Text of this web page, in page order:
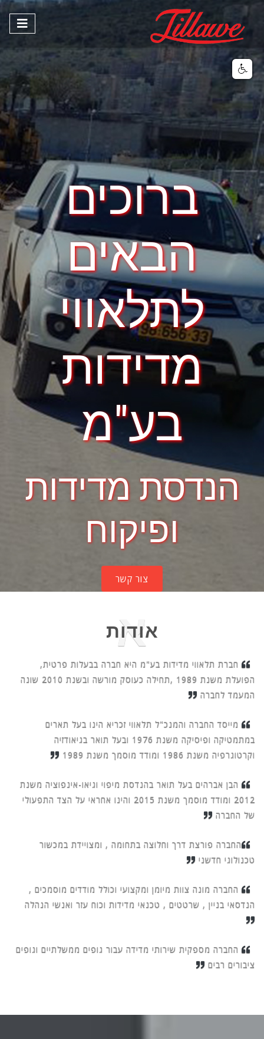
ברוכים
הבאים
לתלאווי
מדידות
בע"מ
הנדסת מדידות
ופיקוח
צור קשר
א
אודות
חברת תלאווי מדידות בע"מ היא חברה בבעלות פרטית,
הפועלת משנת 1989 ,תחילה כעוסק מורשה ובשנת 2010 שונה
המעמד לחברה
מייסד החברה והמנכ"ל תלאווי זכריא הינו בעל תארים
במתמטיקה ופיסיקה משנת 1976 ובעל תואר בגיאודזיה
וקרטוגרפיה משנת 1986 ומודד מוסמך משנת 1989
הבן אברהים בעל תואר בהנדסת מיפוי וגיאו-אינפוציה משנת
2012 ומודד מוסמך משנת 2015 והינו אחראי על הצד התפעולי
של החברה
החברה פורצת דרך וחלוצה בתחומה , ומצויידת במכשור
טכנולוגי חדשני
החברה מונה צוות מיומן ומקצועי וכולל מודדים מוסמכים ,
הנדסאי בניין , שרטטים , טכנאי מדידות וכוח עזר ואנשי הנהלה
החברה מספקית שירותי מדידה עבור גופים ממשלתיים וגופים
ציבורים רבים